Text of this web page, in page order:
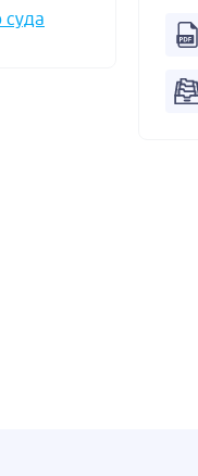
суда